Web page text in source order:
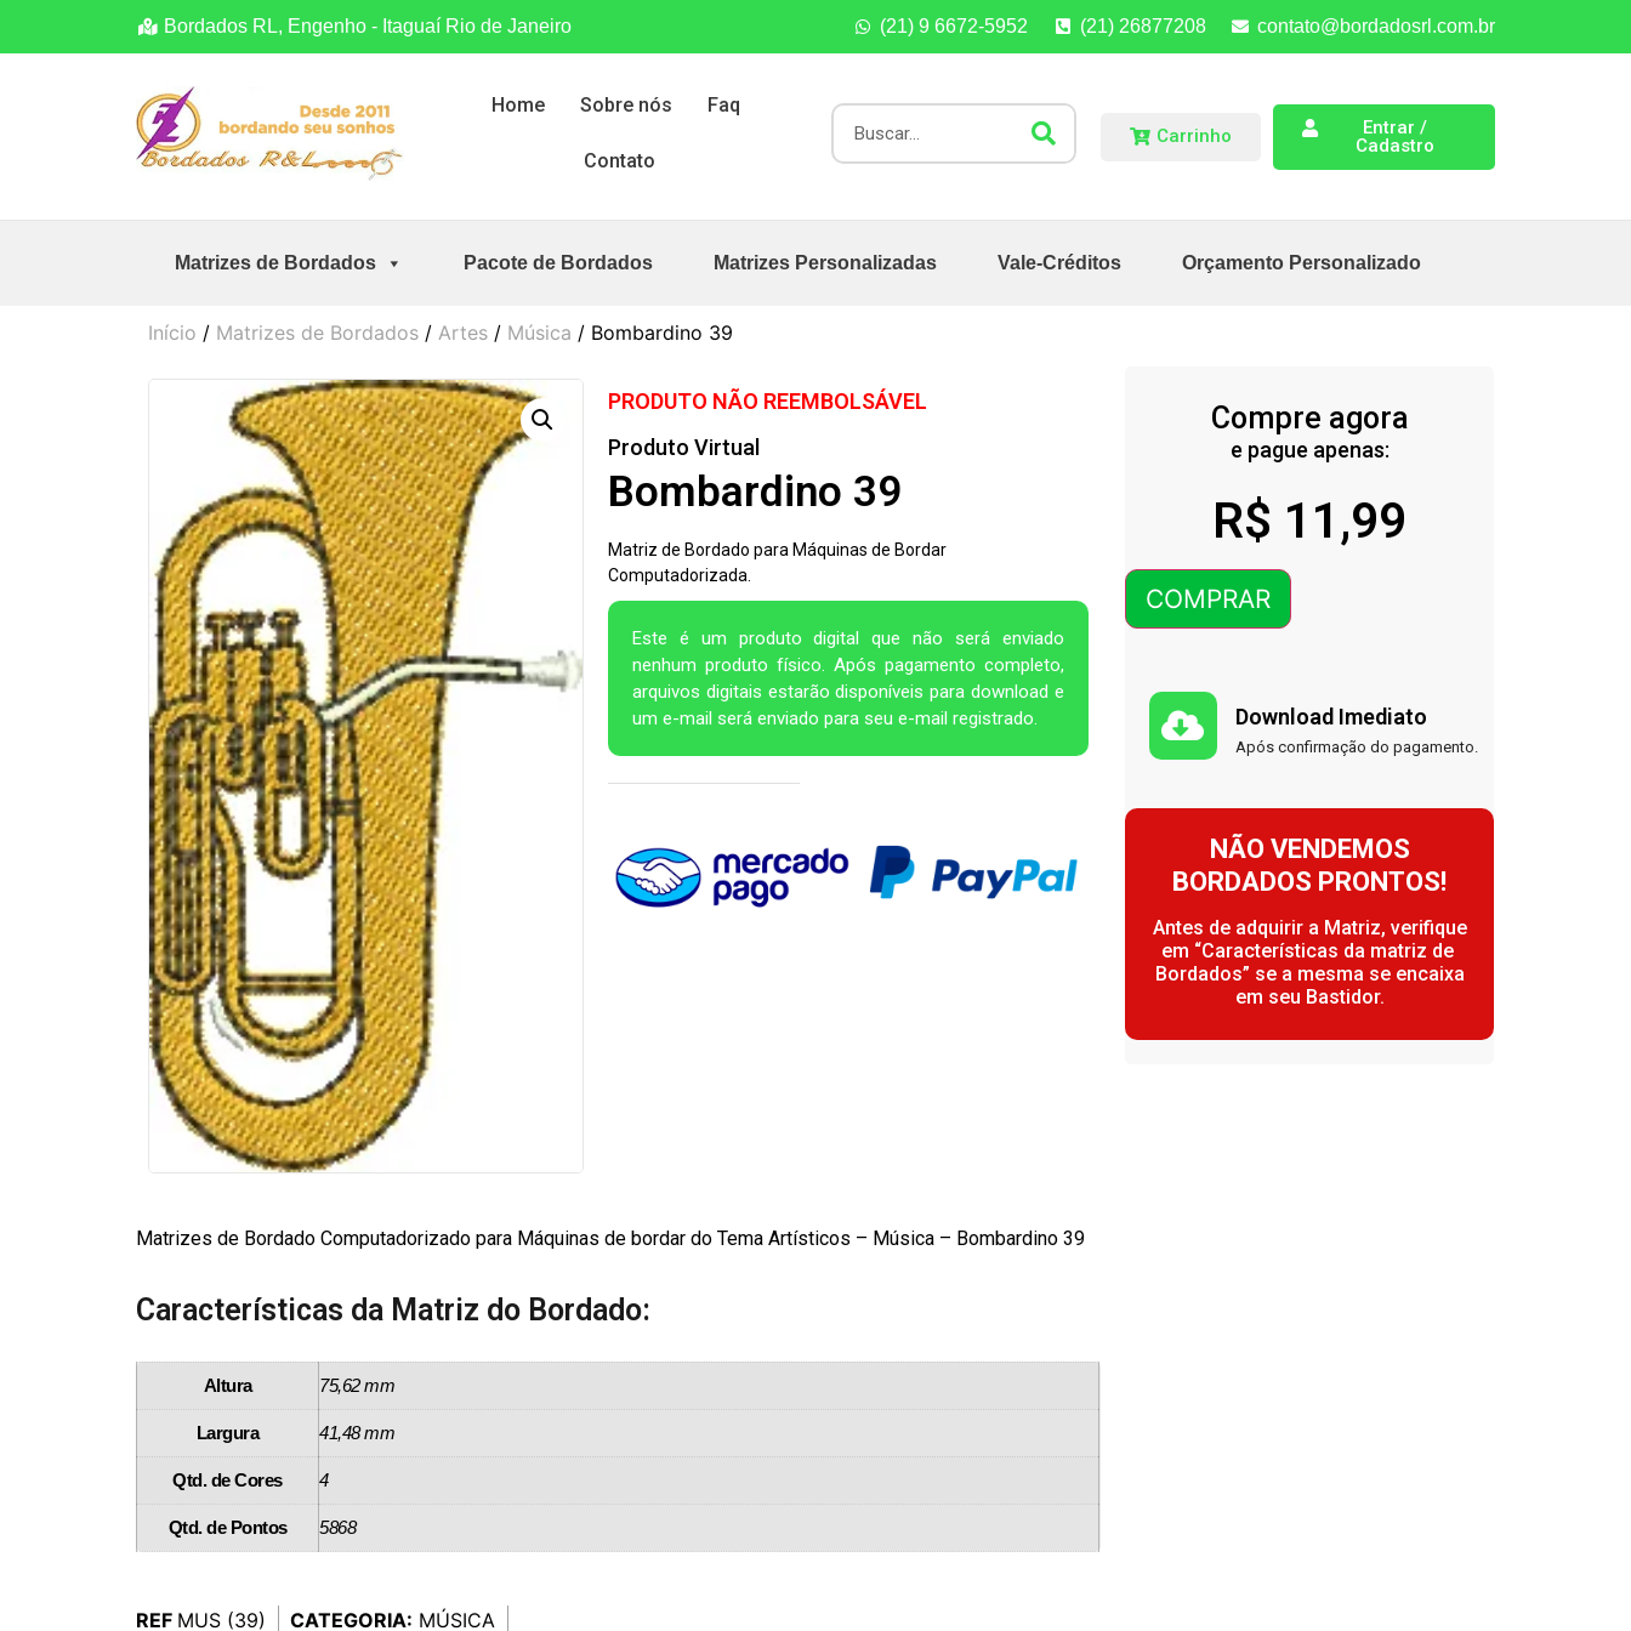
Bordados RL, Engenho - Itaguaí Rio de Janeiro (21) 9 6672-5952 (21) 26877208 contato@bordadosrl.com.br
Home Sobre nós Faq
Contato
Carrinho
Entrar /
Cadastro
Matrizes de Bordados Pacote de Bordados Matrizes Personalizadas Vale-Créditos Orçamento Personalizado
Início / Matrizes de Bordados / Artes / Música / Bombardino 39
PRODUTO NÃO REEMBOLSÁVEL
Produto Virtual
Bombardino 39
Matriz de Bordado para Máquinas de Bordar
Computadorizada.
Este é um produto digital que não será enviado
nenhum produto físico. Após pagamento completo,
arquivos digitais estarão disponíveis para download e
um e-mail será enviado para seu e-mail registrado.
Matrizes de Bordado Computadorizado para Máquinas de bordar do Tema Artísticos – Música – Bombardino 39
Características da Matriz do Bordado:
Altura 75,62 mm
Largura 41,48 mm
Qtd. de Cores 4
Qtd. de Pontos 5868
REF MUS (39) CATEGORIA: MÚSICA
Compre agora
e pague apenas:
R$ 11,99
COMPRAR
Download Imediato
Após confirmação do pagamento.
NÃO VENDEMOS
BORDADOS PRONTOS!
Antes de adquirir a Matriz, verifique
em “Características da matriz de
Bordados” se a mesma se encaixa
em seu Bastidor.